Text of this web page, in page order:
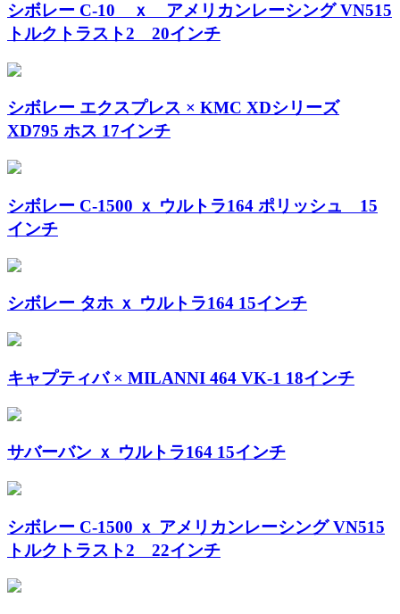
シボレー C-10 ｘ アメリカンレーシング VN515
トルクトラスト2 20インチ
シボレー エクスプレス × KMC XDシリーズ
XD795 ホス 17インチ
シボレー C-1500 ｘ ウルトラ164 ポリッシュ 15
インチ
シボレー タホ ｘ ウルトラ164 15インチ
キャプティバ × MILANNI 464 VK-1 18インチ
サバーバン ｘ ウルトラ164 15インチ
シボレー C-1500 ｘ アメリカンレーシング VN515
トルクトラスト2 22インチ